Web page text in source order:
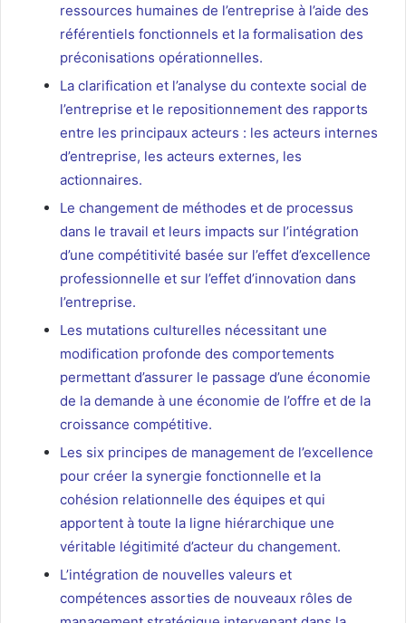
ressources humaines de l’entreprise à l’aide des
référentiels fonctionnels et la formalisation des
préconisations opérationnelles.
La clarification et l’analyse du contexte social de
l’entreprise et le repositionnement des rapports
entre les principaux acteurs : les acteurs internes
d’entreprise, les acteurs externes, les
actionnaires.
Le changement de méthodes et de processus
dans le travail et leurs impacts sur l’intégration
d’une compétitivité basée sur l’effet d’excellence
professionnelle et sur l’effet d’innovation dans
l’entreprise.
Les mutations culturelles nécessitant une
modification profonde des comportements
permettant d’assurer le passage d’une économie
de la demande à une économie de l’offre et de la
croissance compétitive.
Les six principes de management de l’excellence
pour créer la synergie fonctionnelle et la
cohésion relationnelle des équipes et qui
apportent à toute la ligne hiérarchique une
véritable légitimité d’acteur du changement.
L’intégration de nouvelles valeurs et
compétences assorties de nouveaux rôles de